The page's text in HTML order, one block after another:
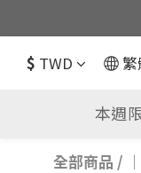
$ TWD 繁
本週
全部商品 /